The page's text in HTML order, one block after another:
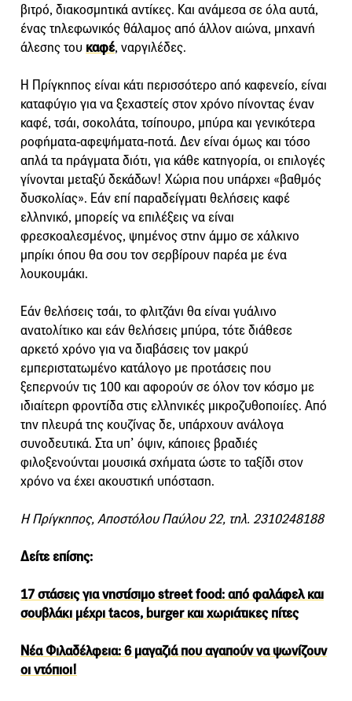
βιτρό, διακοσμητικά αντίκες. Και ανάμεσα σε όλα αυτά,
ένας τηλεφωνικός θάλαμος από άλλον αιώνα, μηχανή
άλεσης του καφέ, ναργιλέδες.
Η Πρίγκηπος είναι κάτι περισσότερο από καφενείο, είναι
καταφύγιο για να ξεχαστείς στον χρόνο πίνοντας έναν
καφέ, τσάι, σοκολάτα, τσίπουρο, μπύρα και γενικότερα
ροφήματα-αφεψήματα-ποτά. Δεν είναι όμως και τόσο
απλά τα πράγματα διότι, για κάθε κατηγορία, οι επιλογές
γίνονται μεταξύ δεκάδων! Χώρια που υπάρχει «βαθμός
δυσκολίας». Εάν επί παραδείγματι θελήσεις καφέ
ελληνικό, μπορείς να επιλέξεις να είναι
φρεσκοαλεσμένος, ψημένος στην άμμο σε χάλκινο
μπρίκι όπου θα σου τον σερβίρουν παρέα με ένα
λουκουμάκι.
Εάν θελήσεις τσάι, το φλιτζάνι θα είναι γυάλινο
ανατολίτικο και εάν θελήσεις μπύρα, τότε διάθεσε
αρκετό χρόνο για να διαβάσεις τον μακρύ
εμπεριστατωμένο κατάλογο με προτάσεις που
ξεπερνούν τις 100 και αφορούν σε όλον τον κόσμο με
ιδιαίτερη φροντίδα στις ελληνικές μικροζυθοποιίες. Από
την πλευρά της κουζίνας δε, υπάρχουν ανάλογα
συνοδευτικά. Στα υπ’ όψιν, κάποιες βραδιές
φιλοξενούνται μουσικά σχήματα ώστε το ταξίδι στον
χρόνο να έχει ακουστική υπόσταση.
Η Πρίγκηπος, Αποστόλου Παύλου 22, τηλ. 2310248188
Δείτε επίσης:
17 στάσεις για νηστίσιμο street food: από φαλάφελ και
σουβλάκι μέχρι tacos, burger και χωριάτικες πίτες
Νέα Φιλαδέλφεια: 6 μαγαζιά που αγαπούν να ψωνίζουν
οι ντόπιοι!